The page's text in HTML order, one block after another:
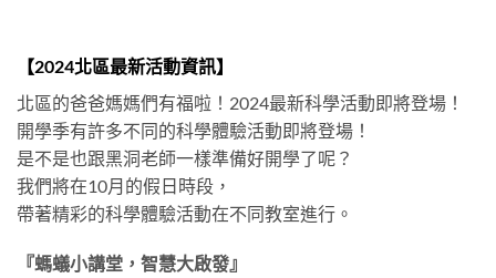
【2024北區最新活動資訊】
北區的爸爸媽媽們有福啦！2024最新科學活動即將登場！
開學季有許多不同的科學體驗活動即將登場！
是不是也跟黑洞老師一樣準備好開學了呢？
我們將在10月的假日時段，
帶著精彩的科學體驗活動在不同教室進行。
『螞蟻小講堂，智慧大啟發』